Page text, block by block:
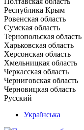
Республика Крым
Ровенская область
Сумская область
Тернопольская область
Харьковская область
Херсонская область
Хмельницкая область
Черкасская область
Черниговская область
Черновицкая область
Русский
Українська